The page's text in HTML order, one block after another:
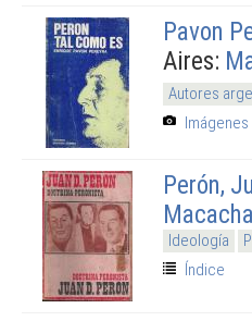
Pavon
Aires:
Autores
Imágenes
Perón,
Ideología
Índice